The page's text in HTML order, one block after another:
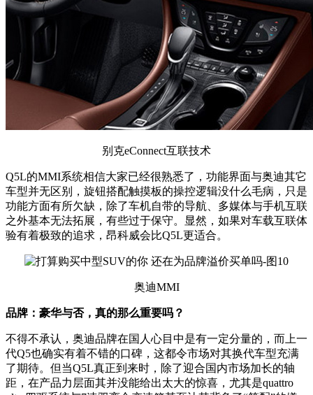
别克eConnect互联技术
Q5L的MMI系统相信大家已经很熟悉了，功能界面与奥迪其它
车型并无区别，旋钮搭配触摸板的操控逻辑没什么毛病，只是
功能方面有所欠缺，除了车机自带的导航、多媒体与手机互联
之外基本无法拓展，有些过于保守。显然，如果对车载互联体
验有着极致的追求，昂科威会比Q5L更适合。
奥迪MMI
品牌：豪华与否，真的那么重要吗？
不得不承认，奥迪品牌在国人心目中是有一定分量的，而上一
代Q5也确实有着不错的口碑，这都令市场对其换代车型充满
了期待。但当Q5L真正到来时，除了迎合国内市场加长的轴
距，在产品力层面其并没能给出太大的惊喜，尤其是quattro